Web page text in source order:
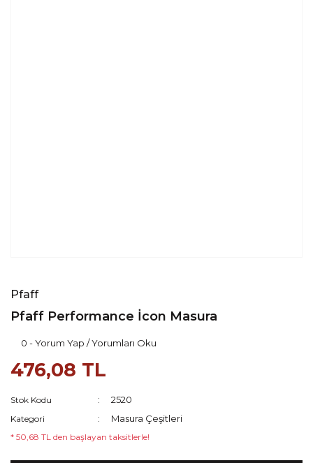
Pfaff
Pfaff Performance İcon Masura
0 - Yorum Yap / Yorumları Oku
476,08 TL
Stok Kodu 2520
Kategori Masura Çeşitleri
* 50,68 TL den başlayan taksitlerle!